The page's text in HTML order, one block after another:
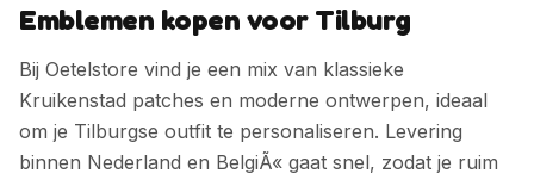
Emblemen kopen voor Tilburg
Bij Oetelstore vind je een mix van klassieke
Kruikenstad patches en moderne ontwerpen, ideaal
om je Tilburgse outfit te personaliseren. Levering
binnen Nederland en BelgiÃ« gaat snel, zodat je ruim